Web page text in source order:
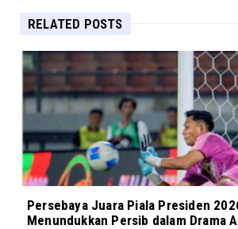
RELATED POSTS
Persebaya Juara Piala Presiden
Menundukkan Persib dalam Drama